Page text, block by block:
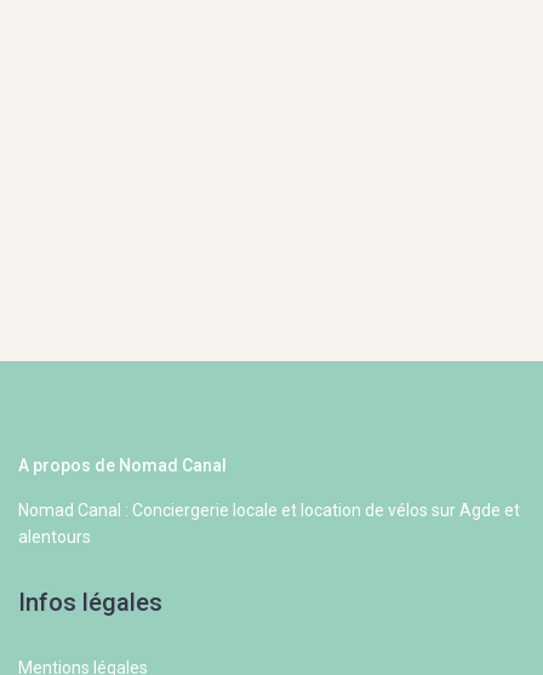
A propos de Nomad Canal
Nomad Canal : Conciergerie locale et location de vélos sur Agde et
alentours
Infos légales
Mentions légales